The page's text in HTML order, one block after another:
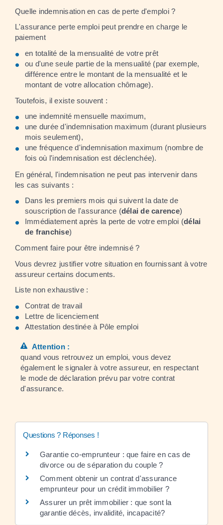
Quelle indemnisation en cas de perte d'emploi ?
L'assurance perte emploi peut prendre en charge le
paiement
en totalité de la mensualité de votre prêt
ou d'une seule partie de la mensualité (par exemple,
différence entre le montant de la mensualité et le
montant de votre allocation chômage).
Toutefois, il existe souvent :
une indemnité mensuelle maximum,
une durée d'indemnisation maximum (durant plusieurs
mois seulement),
une fréquence d'indemnisation maximum (nombre de
fois où l'indemnisation est déclenchée).
En général, l'indemnisation ne peut pas intervenir dans
les cas suivants :
Dans les premiers mois qui suivent la date de
souscription de l'assurance (délai de carence)
Immédiatement après la perte de votre emploi (délai
de franchise)
Comment faire pour être indemnisé ?
Vous devrez justifier votre situation en fournissant à votre
assureur certains documents.
Liste non exhaustive :
Contrat de travail
Lettre de licenciement
Attestation destinée à Pôle emploi
Attention :
quand vous retrouvez un emploi, vous devez
également le signaler à votre assureur, en respectant
le mode de déclaration prévu par votre contrat
d'assurance.
Questions ? Réponses !
Garantie co-emprunteur : que faire en cas de
divorce ou de séparation du couple ?
Comment obtenir un contrat d'assurance
emprunteur pour un crédit immobilier ?
Assurer un prêt immobilier : que sont la
garantie décès, invalidité, incapacité?